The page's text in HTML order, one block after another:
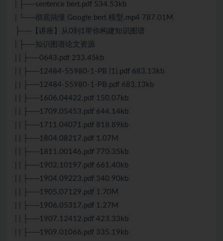
| ├──sentence bert.pdf 534.53kb
| └──彻底搞懂 Google bert 模型.mp4 787.01M
├──【讲座】从0到1带你构建知识图谱
| ├──知识图谱论文资源
| | ├──0643.pdf 233.45kb
| | ├──12484-55980-1-PB (1).pdf 683.13kb
| | ├──12484-55980-1-PB.pdf 683.13kb
| | ├──1606.04422.pdf 150.07kb
| | ├──1709.05453.pdf 644.14kb
| | ├──1711.04071.pdf 818.89kb
| | ├──1804.08217.pdf 1.07M
| | ├──1811.00146.pdf 770.35kb
| | ├──1902.10197.pdf 661.40kb
| | ├──1904.09223.pdf 340.90kb
| | ├──1905.07129.pdf 1.70M
| | ├──1906.05317.pdf 1.27M
| | ├──1907.12412.pdf 423.33kb
| | ├──1909.01066.pdf 335.19kb